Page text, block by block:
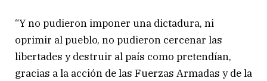
“Y no pudieron imponer una dictadura, ni
oprimir al pueblo, no pudieron cercenar las
libertades y destruir al país como pretendían,
gracias a la acción de las Fuerzas Armadas y de la